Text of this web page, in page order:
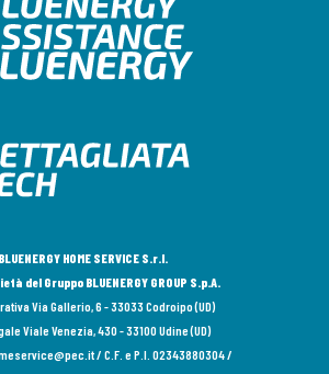
BLUENERGY HOME SERVICE S.r.l.
del Gruppo BLUENERGY GROUP S.p.A.
Via Gallerio, 6 - 33033 Codroipo (UD)
Viale Venezia, 430 - 33100 Udine (UD)
/ C.F. e P.I. 02343880304 /